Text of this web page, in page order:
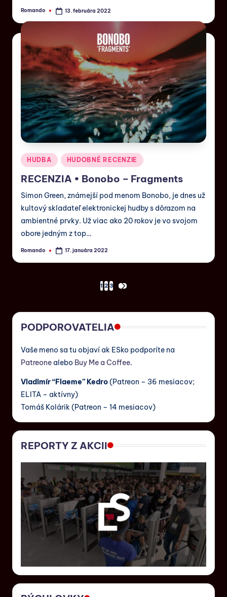
Romando 13. februára 2022
HUDBA HUDOBNÉ RECENZIE
RECENZIA • Bonobo – Fragments
Simon Green, známejší pod menom Bonobo, je dnes už
kultový skladateľ elektronickej hudby s dôrazom na
ambientné prvky. Už viac ako 20 rokov je vo svojom
obore jedným z top…
Romando 17. januára 2022
1 2 3
PODPOROVATELIA
Vaše meno sa tu objaví ak ESko podporíte na
Patreone alebo Buy Me a Coffee.
Vladimír “Flaeme” Kedro(Patreon – 36 mesiacov;
ELITA – aktívny)
Tomáš Kolárik (Patreon – 14 mesiacov)
REPORTY Z AKCII